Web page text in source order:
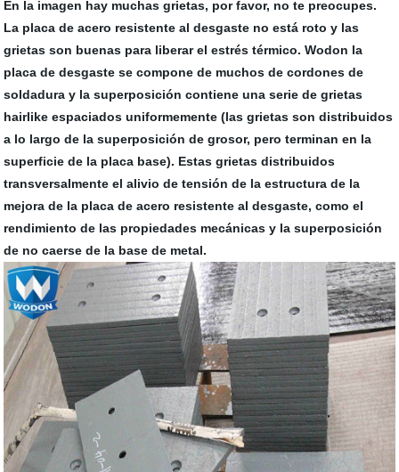
En la imagen hay muchas grietas, por favor, no te preocupes.
La placa de acero resistente al desgaste no está roto y las
grietas son buenas para liberar el estrés térmico. Wodon la
placa de desgaste se compone de muchos de cordones de
soldadura y la superposición contiene una serie de grietas
hairlike espaciados uniformemente (las grietas son distribuidos
a lo largo de la superposición de grosor, pero terminan en la
superficie de la placa base). Estas grietas distribuidos
transversalmente el alivio de tensión de la estructura de la
mejora de la placa de acero resistente al desgaste, como el
rendimiento de las propiedades mecánicas y la superposición
de no caerse de la base de metal.